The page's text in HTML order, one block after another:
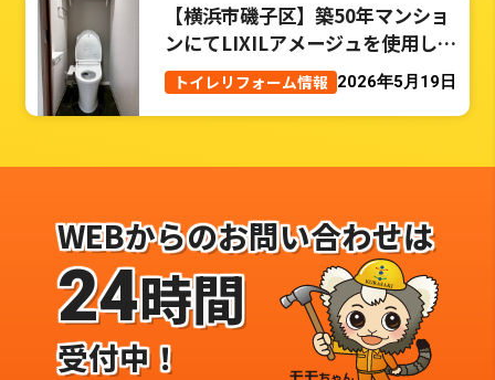
【横浜市磯子区】築50年マンショ
ンにてLIXILアメージュを使用した
トイレリフォーム事例
トイレリフォーム情報 2026年5月19日
WEBからのお問い合わせは
24時間
受付中！